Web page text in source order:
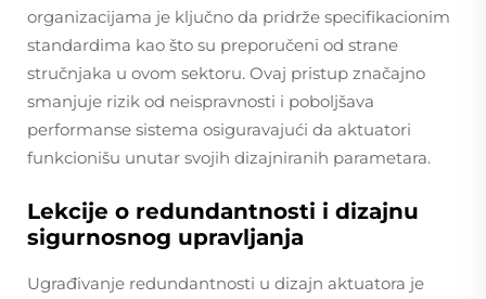
organizacijama je ključno da pridrže specifikacionim
standardima kao što su preporučeni od strane
stručnjaka u ovom sektoru. Ovaj pristup značajno
smanjuje rizik od neispravnosti i poboljšava
performanse sistema osiguravajući da aktuatori
funkcionišu unutar svojih dizajniranih parametara.
Lekcije o redundantnosti i dizajnu
sigurnosnog upravljanja
Ugrađivanje redundantnosti u dizajn aktuatora je